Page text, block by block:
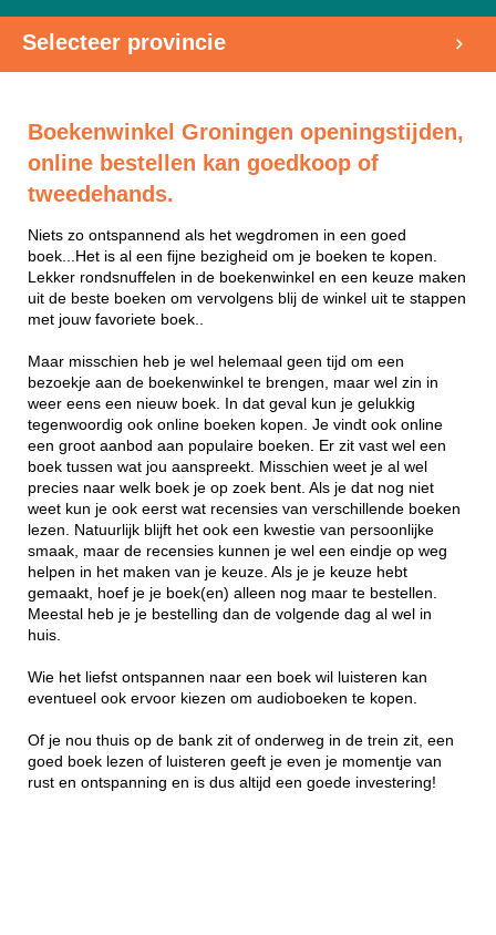
Selecteer provincie
Boekenwinkel Groningen openingstijden,
online bestellen kan goedkoop of
tweedehands.
Niets zo ontspannend als het wegdromen in een goed
boek...Het is al een fijne bezigheid om je boeken te kopen.
Lekker rondsnuffelen in de boekenwinkel en een keuze maken
uit de beste boeken om vervolgens blij de winkel uit te stappen
met jouw favoriete boek..
Maar misschien heb je wel helemaal geen tijd om een
bezoekje aan de boekenwinkel te brengen, maar wel zin in
weer eens een nieuw boek. In dat geval kun je gelukkig
tegenwoordig ook online boeken kopen. Je vindt ook online
een groot aanbod aan populaire boeken. Er zit vast wel een
boek tussen wat jou aanspreekt. Misschien weet je al wel
precies naar welk boek je op zoek bent. Als je dat nog niet
weet kun je ook eerst wat recensies van verschillende boeken
lezen. Natuurlijk blijft het ook een kwestie van persoonlijke
smaak, maar de recensies kunnen je wel een eindje op weg
helpen in het maken van je keuze. Als je je keuze hebt
gemaakt, hoef je je boek(en) alleen nog maar te bestellen.
Meestal heb je je bestelling dan de volgende dag al wel in
huis.
Wie het liefst ontspannen naar een boek wil luisteren kan
eventueel ook ervoor kiezen om audioboeken te kopen.
Of je nou thuis op de bank zit of onderweg in de trein zit, een
goed boek lezen of luisteren geeft je even je momentje van
rust en ontspanning en is dus altijd een goede investering!